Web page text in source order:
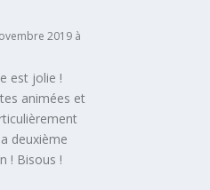
2019 à
est jolie !
animées et
deuxième
! Bisous !